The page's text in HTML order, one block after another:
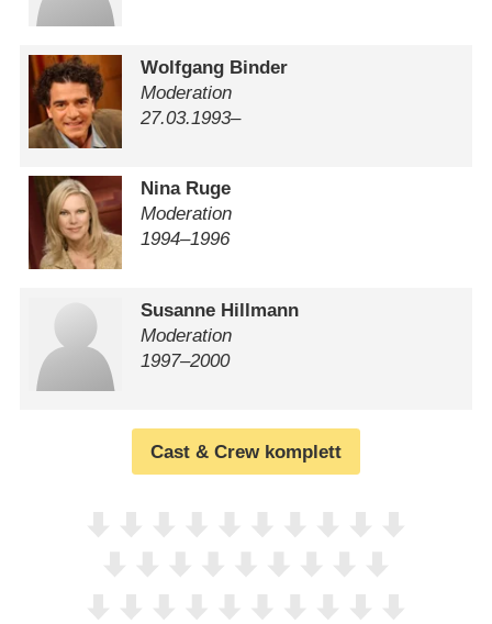
Wolfgang Binder
Moderation
27.03.1993–
Nina Ruge
Moderation
1994⁠–⁠1996
Susanne Hillmann
Moderation
1997⁠–⁠2000
Cast & Crew komplett